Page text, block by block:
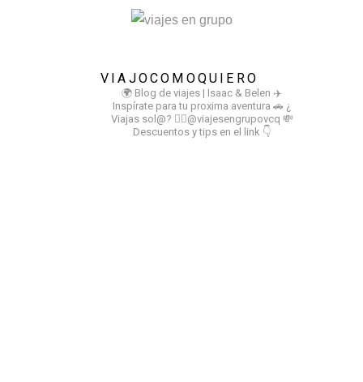
VIAJOCOMOQUIERO
🌍 Blog de viajes | Isaac & Belen ✈️
Inspírate para tu proxima aventura 🚗 ¿
Viajas sol@? 👉🏻@viajesengrupovcq 💸
Descuentos y tips en el link 👇